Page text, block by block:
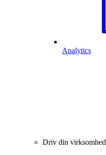
Analytics
Driv din virksomhed